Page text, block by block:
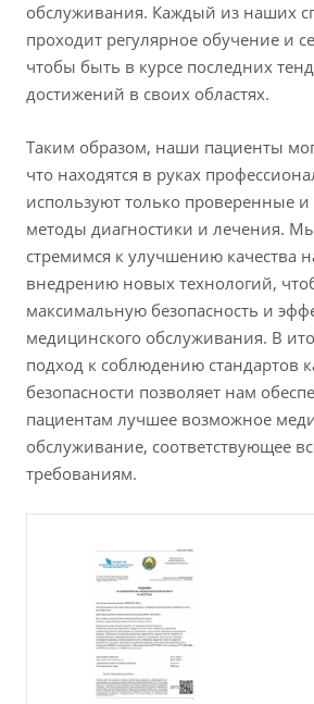
обслуживания. Каждый из наших
проходит регулярное обучение и
чтобы быть в курсе последних
достижений в своих областях.
Таким образом, наши пациенты
что находятся в руках
используют только проверенные
методы диагностики и лечения.
стремимся к улучшению качества
внедрению новых технологий,
максимальную безопасность и
медицинского обслуживания. В
подход к соблюдению стандартов
безопасности позволяет нам
пациентам лучшее возможное
обслуживание, соответствующее
требованиям.